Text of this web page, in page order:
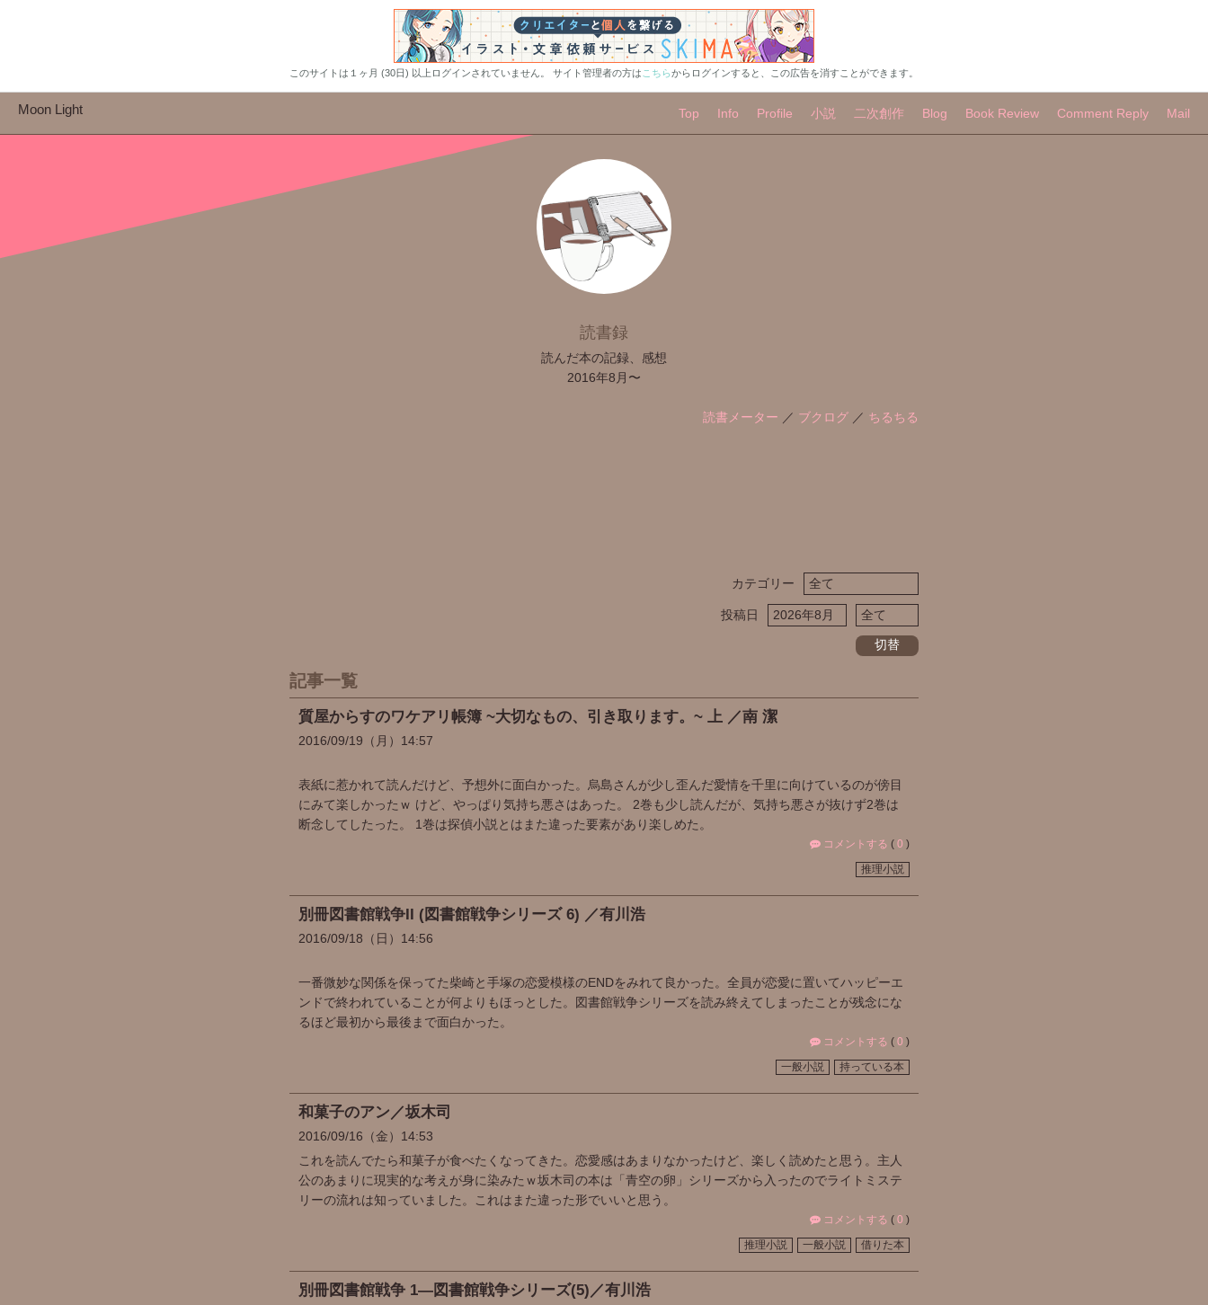
このサイトは１ヶ月 (30日) 以上ログインされていません。 サイト管理者の方は こちらからログインすると、この広告を消すことができます。
Moon Light Top Info Profile 小説 二次創作 Blog Book Review Comment Reply Mail
読書録
読んだ本の記録、感想
2016年8月〜
読書メーター ／ ブクログ ／ ちるちる
カテゴリー
投稿日
切替
記事一覧
質屋からすのワケアリ帳簿 ~大切なもの、引き取ります。~ 上 ／南 潔
2016 09 19 （月） 14:57
表紙に惹かれて読んだけど、予想外に面白かった。烏島さんが少し歪んだ愛情を千里に向けているのが傍目
にみて楽しかったｗ けど、やっぱり気持ち悪さはあった。 2巻も少し読んだが、気持ち悪さが抜けず2巻は
断念してしたった。 1巻は探偵小説とはまた違った要素があり楽しめた。
コメントする ( 0 )
推理小説
別冊図書館戦争II (図書館戦争シリーズ 6) ／有川浩
2016 09 18 （日） 14:56
一番微妙な関係を保ってた柴崎と手塚の恋愛模様のENDをみれて良かった。全員が恋愛に置いてハッピーエ
ンドで終われていることが何よりもほっとした。図書館戦争シリーズを読み終えてしまったことが残念にな
るほど最初から最後まで面白かった。
コメントする ( 0 )
一般小説
持っている本
和菓子のアン／坂木司
2016 09 16 （金） 14:53
これを読んでたら和菓子が食べたくなってきた。恋愛感はあまりなかったけど、楽しく読めたと思う。主人
公のあまりに現実的な考えが身に染みたｗ坂木司の本は「青空の卵」シリーズから入ったのでライトミステ
リーの流れは知っていました。これはまた違った形でいいと思う。
コメントする ( 0 )
推理小説
一般小説 借りた本
別冊図書館戦争 1―図書館戦争シリーズ(5)／有川浩